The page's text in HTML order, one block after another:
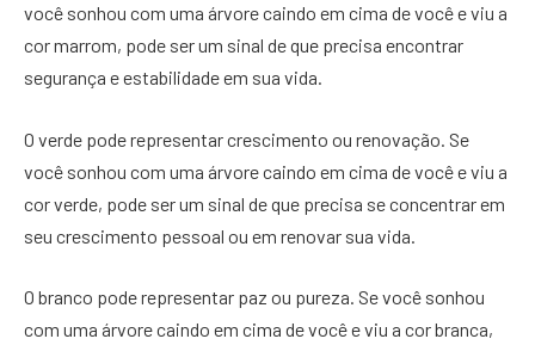
você sonhou com uma árvore caindo em cima de você e viu a
cor marrom, pode ser um sinal de que precisa encontrar
segurança e estabilidade em sua vida.
O verde pode representar crescimento ou renovação. Se
você sonhou com uma árvore caindo em cima de você e viu a
cor verde, pode ser um sinal de que precisa se concentrar em
seu crescimento pessoal ou em renovar sua vida.
O branco pode representar paz ou pureza. Se você sonhou
com uma árvore caindo em cima de você e viu a cor branca,